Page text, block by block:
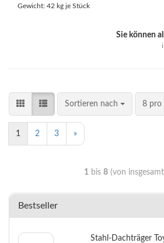
Gewicht: 42 kg je Stück
Sie können
Sortieren nach 8 pro
1 2 3 »
1bis 8(von insgesamt
Bestseller
Stahl-Dachträger